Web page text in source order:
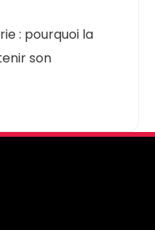
: pourquoi la
son